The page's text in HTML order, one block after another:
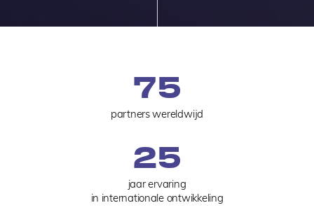
partners wereldwijd
75
jaar ervaring
in internationale ontwikkeling
25